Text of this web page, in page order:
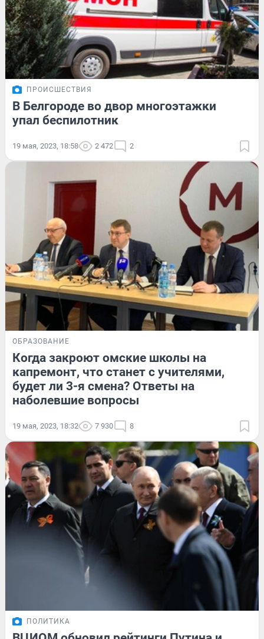
ПРОИСШЕСТВИЯ
В Белгороде во двор многоэтажки
упал беспилотник
19 мая, 2023, 18:58 2 472 2
ОБРАЗОВАНИЕ
Когда закроют омские школы на
капремонт, что станет с учителями,
будет ли 3-я смена? Ответы на
наболевшие вопросы
19 мая, 2023, 18:32 7 930 8
ПОЛИТИКА